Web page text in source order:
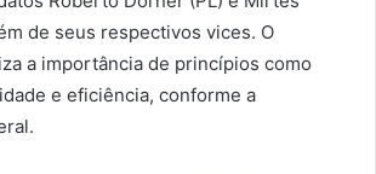
de seus respectivos vices. O
a importância de princípios como
e eficiência, conforme a